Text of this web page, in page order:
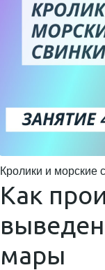
Кролики и морские
Как
мары